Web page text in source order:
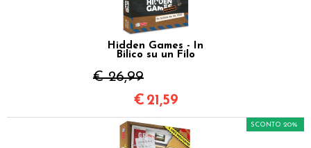
Hidden Games - In
Bilico su un Filo
€ 26,99
€ 21,59
SCONTO 20%